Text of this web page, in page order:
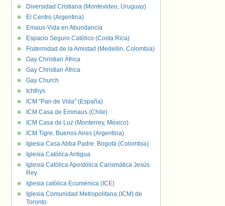
Diversidad Cristiana (Montevideo, Uruguay)
El Centro (Argentina)
Emaus-Vida en Abundancia
Espacio Seguro Católico (Costa Rica)
Fraternidad de la Amistad (Medellin, Colombia)
Gay Christian África
Gay Christian África
Gay Church
Ichthys
ICM "Pan de Vida" (España)
ICM Casa de Emmaus (Chile)
ICM Casa de Luz (Monterrey, México)
ICM Tigre, Buenos Aires (Argentina)
Iglesia Casa Abba Padre. Bogotá (Colombia)
Iglesia Católica Antigua
Iglesia Católica Apostólica Carismática Jesús
Rey
Iglesia católica Ecuménica (ICE)
Iglesia Comunidad Metropolitana (ICM) de
Toronto